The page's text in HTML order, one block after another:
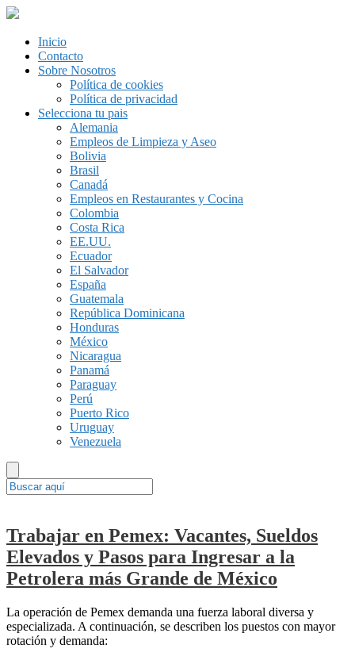
Inicio
Contacto
Sobre Nosotros
Política de cookies
Política de privacidad
Selecciona tu pais
Alemania
Empleos de Limpieza y Aseo
Bolivia
Brasil
Canadá
Empleos en Restaurantes y Cocina
Colombia
Costa Rica
EE.UU.
Ecuador
El Salvador
España
Guatemala
República Dominicana
Honduras
México
Nicaragua
Panamá
Paraguay
Perú
Puerto Rico
Uruguay
Venezuela
Trabajar en Pemex: Vacantes, Sueldos
Elevados y Pasos para Ingresar a la
Petrolera más Grande de México
La operación de Pemex demanda una fuerza laboral diversa y
especializada. A continuación, se describen los puestos con mayor
rotación y demanda: